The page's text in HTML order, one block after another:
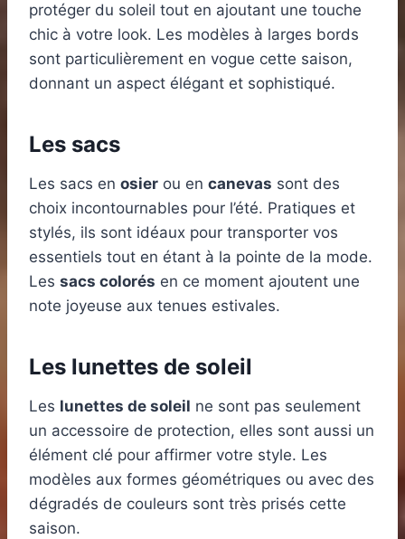
protéger du soleil tout en ajoutant une touche
chic à votre look. Les modèles à larges bords
sont particulièrement en vogue cette saison,
donnant un aspect élégant et sophistiqué.
Les sacs
Les sacs en osier ou en canevas sont des
choix incontournables pour l’été. Pratiques et
stylés, ils sont idéaux pour transporter vos
essentiels tout en étant à la pointe de la mode.
Les sacs colorés en ce moment ajoutent une
note joyeuse aux tenues estivales.
Les lunettes de soleil
Les lunettes de soleil ne sont pas seulement
un accessoire de protection, elles sont aussi un
élément clé pour affirmer votre style. Les
modèles aux formes géométriques ou avec des
dégradés de couleurs sont très prisés cette
saison.